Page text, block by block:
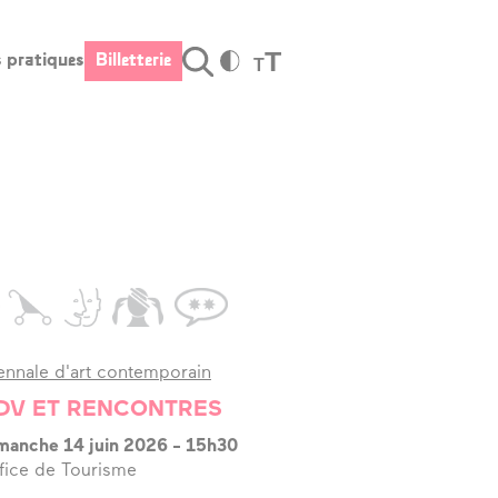
pratiques Billetterie TT
–
d'art contemporain
ET RENCONTRES
14 juin 2026 - 15h30
de Tourisme